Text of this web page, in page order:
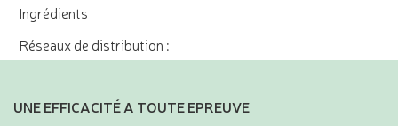
Ingrédients
Réseaux de distribution :
UNE EFFICACITÉ A TOUTE EPREUVE